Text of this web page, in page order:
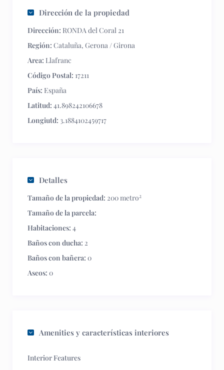
Dirección de la propiedad
Dirección: RONDA del Coral 21
Región: Cataluña, Gerona / Girona
Area: Llafranc
Código Postal: 17211
País: España
Latitud: 41.898242106678
Longiutd: 3.1884102459717
Detalles
Tamaño de la propiedad: 200 metro2
Tamaño de la parcela:
Habitaciones: 4
Baños con ducha: 2
Baños con bañera: 0
Aseos: 0
Amenities y características interiores
Interior Features